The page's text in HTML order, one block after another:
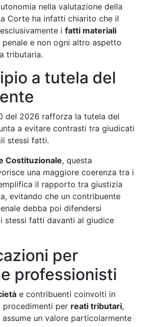
nella valutazione della
Corte ha infatti chiarito che il
i fatti materiali
penale e non ogni altro aspetto
tributaria.
a tutela del
del 2026 rafforza la tutela del
a evitare contrasti tra giudicati
stessi fatti.
Costituzionale, questa
una maggiore coerenza tra i
il rapporto tra giustizia
evitando che un contribuente
debba poi difendersi
stessi fatti davanti al giudice
per
professionisti
e contribuenti coinvolti in
per reati tributari,
un valore particolarmente